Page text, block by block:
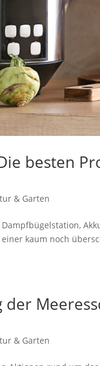
besten
& Garten
Dampfbügelstation,
kaum noch
& Garten